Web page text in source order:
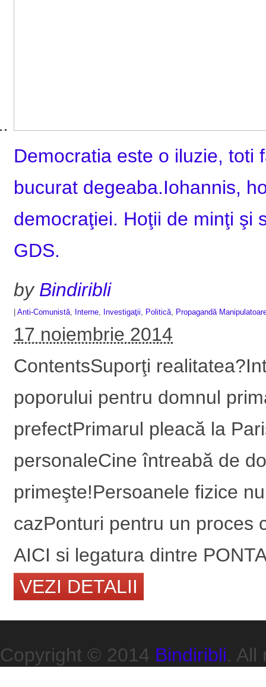
Democratia este o iluzie, toti
bucurat degeaba.Iohannis,
democraţiei. Hoţii de minţi şi
GDS.
by Bindiribli
Anti-Comunistă Interne Investigaţii Politică Propagandă
17 noiembrie 2014
ContentsSuporţi
poporului pentru domnul
prefectPrimarul pleacă la
personaleCine întreabă de
primeşte!Persoanele fizice
cazPonturi pentru un proces
AICI si legatura dintre
VEZI DETALII
Copyright © 2014 Bindiribli. All